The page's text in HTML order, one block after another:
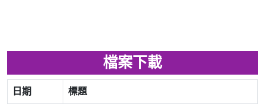
檔案下載
日期 標題